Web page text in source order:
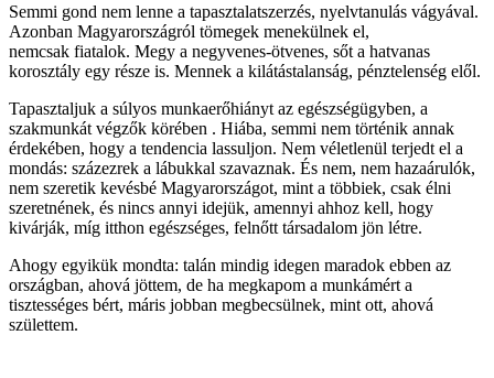
Semmi gond nem lenne a tapasztalatszerzés, nyelvtanulás vágyával.
Azonban Magyarországról tömegek menekülnek el,
nemcsak fiatalok. Megy a negyvenes-ötvenes, sőt a hatvanas
korosztály egy része is. Mennek a kilátástalanság, pénztelenség elől.
Tapasztaljuk a súlyos munkaerőhiányt az egészségügyben, a
szakmunkát végzők körében . Hiába, semmi nem történik annak
érdekében, hogy a tendencia lassuljon. Nem véletlenül terjedt el a
mondás: százezrek a lábukkal szavaznak. És nem, nem hazaárulók,
nem szeretik kevésbé Magyarországot, mint a többiek, csak élni
szeretnének, és nincs annyi idejük, amennyi ahhoz kell, hogy
kivárják, míg itthon egészséges, felnőtt társadalom jön létre.
Ahogy egyikük mondta: talán mindig idegen maradok ebben az
országban, ahová jöttem, de ha megkapom a munkámért a
tisztességes bért, máris jobban megbecsülnek, mint ott, ahová
születtem.